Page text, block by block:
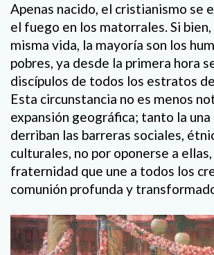
Apenas nacido, el cristianismo se
el fuego en los matorrales. Si bien,
misma vida, la mayoría son los
pobres, ya desde la primera hora
discípulos de todos los estratos
Esta circunstancia no es menos
expansión geográfica; tanto la
derriban las barreras sociales,
culturales, no por oponerse a
fraternidad que une a todos los
comunión profunda y